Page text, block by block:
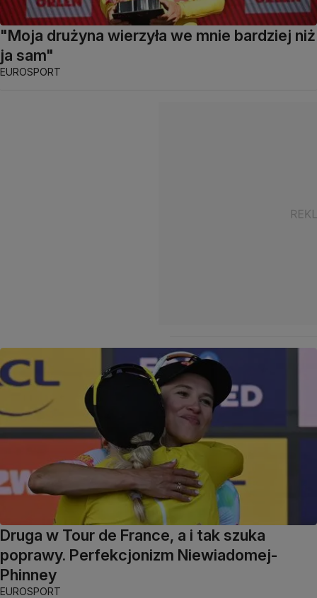
"Moja drużyna wierzyła we mnie bardziej niż
ja sam"
EUROSPORT
Druga w Tour de France, a i tak szuka
poprawy. Perfekcjonizm Niewiadomej-
Phinney
EUROSPORT